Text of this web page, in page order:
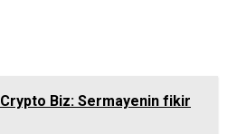
Crypto Biz: Sermayenin fikir